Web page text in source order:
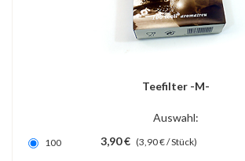
Teefilter -M-
Auswahl:
100 3,90 € (3,90 € / Stück)